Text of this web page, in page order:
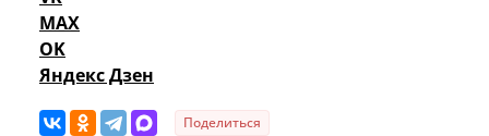
MAX
OK
Яндекс Дзен
Поделиться